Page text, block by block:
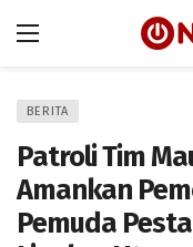
BERITA
Patroli Tim
Amankan
Pemuda